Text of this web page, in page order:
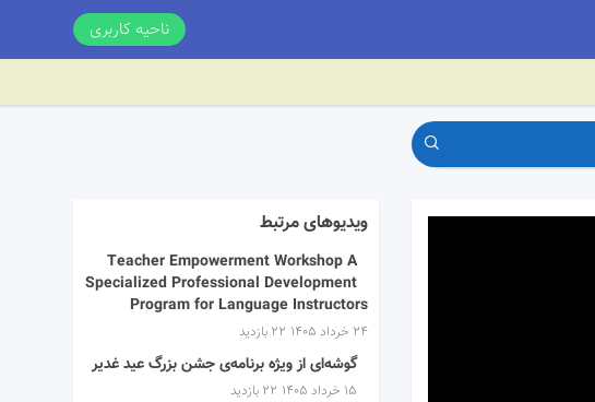
ناحیه کاربری
ویدیوهای مرتبط
Teacher Empowerment Workshop A
Specialized Professional Development
Program for Language Instructors
۲۴ خرداد ۱۴۰۵ 22 بازدید
گوشه‌ای از ویژه برنامه‌ی جشن بزرگ عید غدیر
۱۵ خرداد ۱۴۰۵ 22 بازدید